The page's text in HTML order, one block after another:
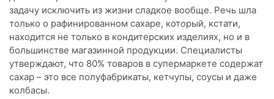
задачу исключить из жизни сладкое вообще. Речь шла
только о рафинированном сахаре, который, кстати,
находится не только в кондитерских изделиях, но и в
большинстве магазинной продукции. Специалисты
утверждают, что 80% товаров в супермаркете содержат
сахар – это все полуфабрикаты, кетчупы, соусы и даже
колбасы.